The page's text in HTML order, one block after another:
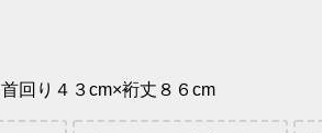
首回り４３cm×裄丈８６cm